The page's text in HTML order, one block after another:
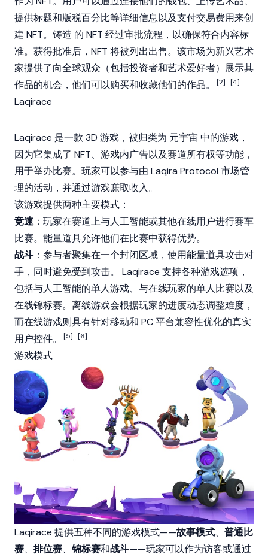
提供标题和版税百分比等详细信息以及支付交易费用来创
建 NFT。 铸造 的 NFT 经过审批流程，以确保符合内容标
准。获得批准后， NFT 将被列出出售。该市场为新兴艺术
家提供了向全球观众（包括投资者和艺术爱好者）展示其
作品的机会，他们可以购买和收藏他们的作品。
[2] [4]
Laqirace
Laqirace 是一款 3D 游戏，被归类为 元宇宙 中的游戏，
因为它集成了 NFT、游戏内广告以及赛道所有权等功能，
用于举办比赛。玩家可以参与由 Laqira Protocol 市场管
理的活动，并通过游戏赚取收入。
该游戏提供两种主要模式：
竞速 ：玩家在赛道上与人工智能或其他在线用户进行赛车
比赛。能量道具允许他们在比赛中获得优势。
战斗 ：参与者聚集在一个封闭区域，使用能量道具攻击对
手，同时避免受到攻击。 Laqirace 支持各种游戏选项，
包括与人工智能的单人游戏、与在线玩家的单人比赛以及
在线锦标赛。离线游戏会根据玩家的进度动态调整难度，
而在线游戏则具有针对移动和 PC 平台兼容性优化的真实
用户控件。
[5] [6]
游戏模式
Laqirace 提供五种不同的游戏模式——故事模式、 普通比
赛、 排位赛、 锦标赛和战斗——玩家可以作为访客或通过